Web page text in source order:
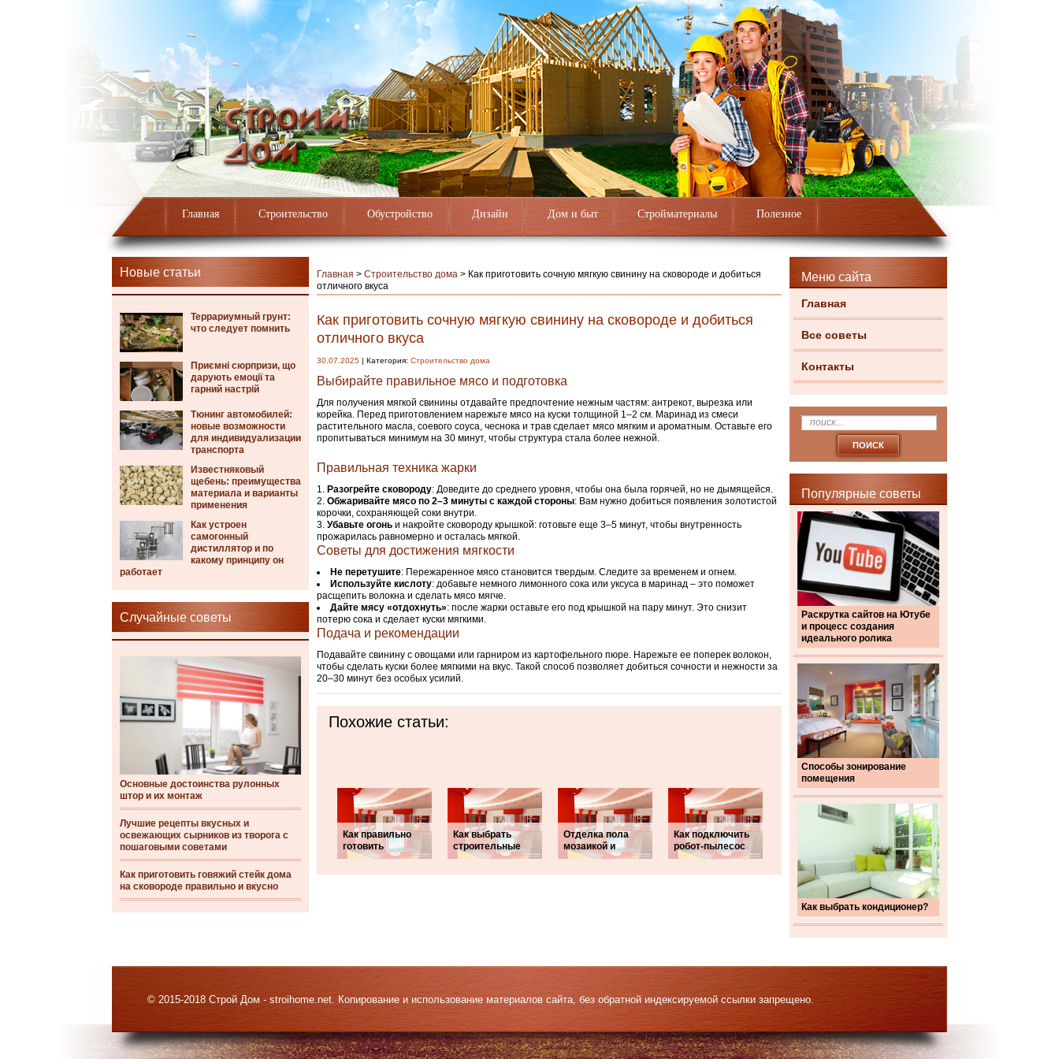
Главная Строительство Обустройство Дизайн Дом и быт Стройматериалы Полезное
Новые статьи
Террариумный грунт:
что следует помнить
Приємні сюрпризи, що
дарують емоції та
гарний настрій
Тюнинг автомобилей:
новые возможности
для индивидуализации
транспорта
Известняковый
щебень: преимущества
материала и варианты
применения
Как устроен
самогонный
дистиллятор и по
какому принципу он
работает
Случайные советы
Основные достоинства рулонных
штор и их монтаж
Лучшие рецепты вкусных и
освежающих сырников из творога с
пошаговыми советами
Как приготовить говяжий стейк дома
на сковороде правильно и вкусно
Меню сайта
Главная
Все советы
Контакты
Популярные советы
Раскрутка сайтов на Ютубе
и процесс создания
идеального ролика
Способы зонирование
помещения
Как выбрать кондиционер?
Главная > Строительство дома > Как приготовить сочную мягкую свинину на сковороде и добиться
отличного вкуса
Как приготовить сочную мягкую свинину на сковороде и добиться
отличного вкуса
30.07.2025 | Категория: Строительство дома
Выбирайте правильное мясо и подготовка
Для получения мягкой свинины отдавайте предпочтение нежным частям: антрекот, вырезка или
корейка. Перед приготовлением нарежьте мясо на куски толщиной 1–2 см. Маринад из смеси
растительного масла, соевого соуса, чеснока и трав сделает мясо мягким и ароматным. Оставьте его
пропитываться минимум на 30 минут, чтобы структура стала более нежной.
Правильная техника жарки
Разогрейте сковороду: Доведите до среднего уровня, чтобы она была горячей, но не дымящейся.
Обжаривайте мясо по 2–3 минуты с каждой стороны: Вам нужно добиться появления золотистой
корочки, сохраняющей соки внутри.
Убавьте огонь и накройте сковороду крышкой: готовьте еще 3–5 минут, чтобы внутренность
прожарилась равномерно и осталась мягкой.
Советы для достижения мягкости
Не перетушите: Пережаренное мясо становится твердым. Следите за временем и огнем.
Используйте кислоту: добавьте немного лимонного сока или уксуса в маринад – это поможет
расщепить волокна и сделать мясо мягче.
Дайте мясу «отдохнуть»: после жарки оставьте его под крышкой на пару минут. Это снизит
потерю сока и сделает куски мягкими.
Подача и рекомендации
Подавайте свинину с овощами или гарниром из картофельного пюре. Нарежьте ее поперек волокон,
чтобы сделать куски более мягкими на вкус. Такой способ позволяет добиться сочности и нежности за
20–30 минут без особых усилий.
Похожие статьи:
Как правильно
готовить
Как выбрать
строительные
Отделка пола
мозаикой и
Как подключить
робот-пылесос
© 2015-2018 Строй Дом - stroihome.net. Копирование и использование материалов сайта, без обратной индексируемой ссылки запрещено.